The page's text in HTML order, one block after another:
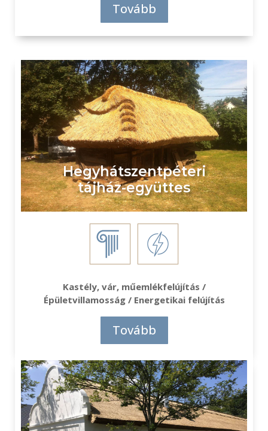
Tovább
Hegyhátszentpéteri
tájház-együttes
Kastély, vár, műemlékfelújítás /
Épületvillamosság / Energetikai felújítás
Tovább